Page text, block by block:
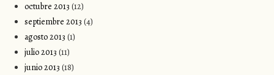
octubre 2013 (12)
septiembre 2013 (4)
agosto 2013 (1)
julio 2013 (11)
junio 2013 (18)